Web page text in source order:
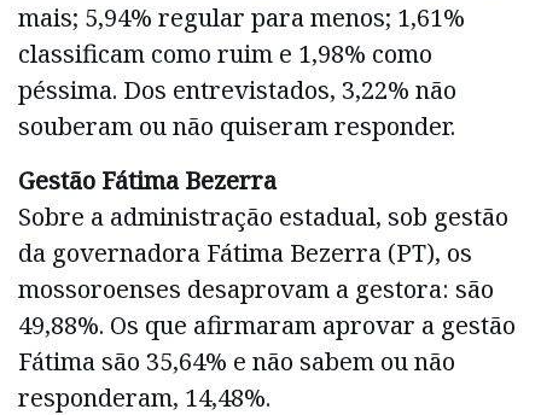
mais; 5,94% regular para menos; 1,61%
classificam como ruim e 1,98% como
péssima. Dos entrevistados, 3,22% não
souberam ou não quiseram responder.
Gestão Fátima Bezerra
Sobre a administração estadual, sob gestão
da governadora Fátima Bezerra (PT), os
mossoroenses desaprovam a gestora: são
49,88%. Os que afirmaram aprovar a gestão
Fátima são 35,64% e não sabem ou não
responderam, 14,48%.